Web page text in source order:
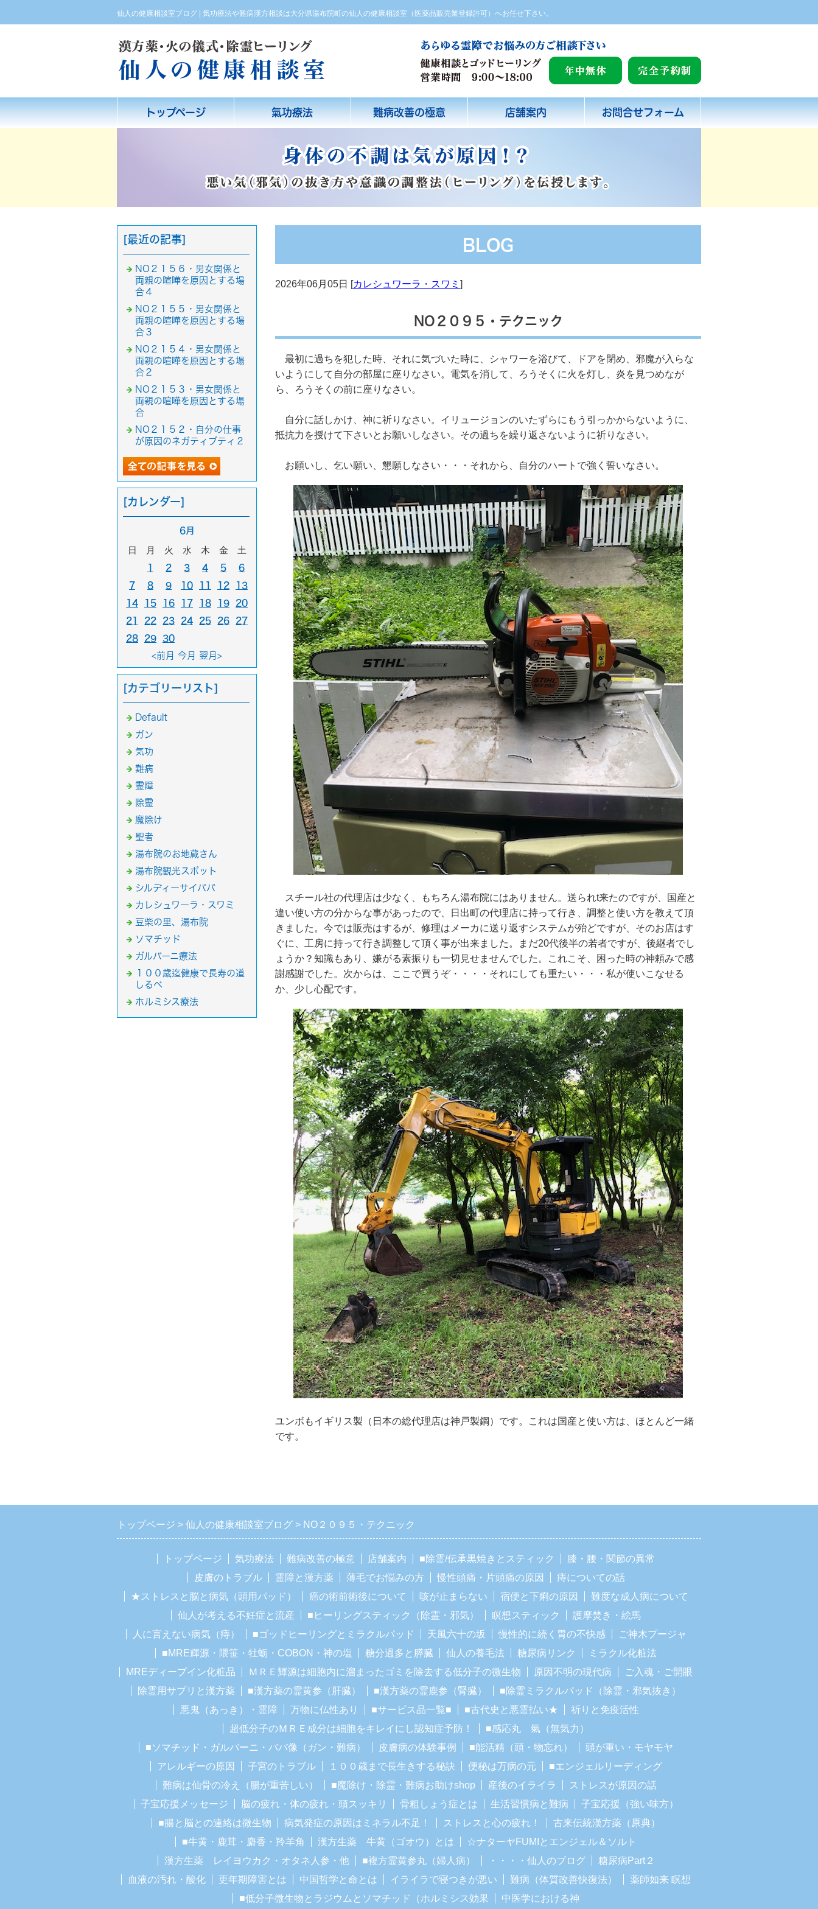
仙人の健康相談室ブログ | 気功療法や難病漢方相談は大分県湯布院町の仙人の健康相談室（医薬品販売業登録許可）へお任せ下さい。
トップページ 氣功療法 難病改善の極意 店舗案内 お問合せフォーム
BLOG
2026年06月05日 [カレシュワーラ・スワミ ]
NO２０９５・テクニック
最初に過ちを犯した時、それに気づいた時に、シャワーを浴びて、ドアを閉め、邪魔が入らな
いようにして自分の部屋に座りなさい。電気を消して、ろうそくに火を灯し、炎を見つめなが
ら、ろうそくの前に座りなさい。
自分に話しかけ、神に祈りなさい。イリュージョンのいたずらにもう引っかからないように、
抵抗力を授けて下さいとお願いしなさい。その過ちを繰り返さないように祈りなさい。
お願いし、乞い願い、懇願しなさい・・・それから、自分のハートで強く誓いなさい。
スチール社の代理店は少なく、もちろん湯布院にはありません。送られt来たのですが、国産と
違い使い方の分からな事があったので、日出町の代理店に持って行き、調整と使い方を教えて頂
きました。今では販売はするが、修理はメーカに送り返すシステムが殆どですが、そのお店はす
ぐに、工房に持って行き調整して頂く事が出来ました。まだ20代後半の若者ですが、後継者でし
ょうか？知識もあり、嫌がる素振りも一切見せませんでした。これこそ、困った時の神頼みで感
謝感謝でした。次からは、ここで買うぞ・・・・それにしても重たい・・・私が使いこなせる
か、少し心配です。
ユンボもイギリス製（日本の総代理店は神戸製鋼）です。これは国産と使い方は、ほとんど一緒
です。
[最近の記事]
NO２１５６・男女関係と
両親の喧嘩を原因とする場
合４
NO２１５５・男女関係と
両親の喧嘩を原因とする場
合３
NO２１５４・男女関係と
両親の喧嘩を原因とする場
合２
NO２１５３・男女関係と
両親の喧嘩を原因とする場
合
NO２１５２・自分の仕事
が原因のネガティブティ２
[カレンダー]
6月
日 月 火 水 木 金 土
1 2 3 4 5
6
7
8 9 10 11 12
13
14
15 16 17 18 19
20
21
22 23 24 25 26
27
28
29
30
<前月 今月 翌月>
[カテゴリーリスト]
Default
ガン
気功
難病
霊障
除霊
魔除け
聖者
湯布院のお地蔵さん
湯布院観光スポット
シルディーサイババ
カレシュワーラ・スワミ
豆柴の里、湯布院
ソマチッド
ガルバーニ療法
１００歳迄健康で長寿の道
しるべ
ホルミシス療法
トップページ 仙人の健康相談室ブログ NO２０９５・テクニック
トップページ 気功療法 難病改善の極意 店舗案内 ■除霊/伝承黒焼きとスティック
膝・腰・関節の異常
皮膚のトラブル
霊障と漢方薬 薄毛でお悩みの方 慢性頭痛・片頭痛の原因
痔についての話
★ストレスと脳と病気（頭用パッド）
癌の術前術後について 咳が止まらない 宿便と下痢の原因
難度な成人病について
仙人が考える不妊症と流産
■ヒーリングスティック（除霊・邪気） 瞑想スティック
護摩焚き・絵馬
人に言えない病気（痔）
■ゴッドヒーリングとミラクルパッド 天風六十の坂 慢性的に続く胃の不快感
ご神木プージャ
■MRE輝源・隈笹・牡蛎・COBON・神の塩
糖分過多と膵臓 仙人の養毛法 糖尿病リンク
ミラクル化粧法
MREディープイン化粧品
ＭＲＥ輝源は細胞内に溜まったゴミを除去する低分子の微生物 原因不明の現代病
ご入魂・ご開眼
除霊用サプリと漢方薬
■漢方薬の霊黄参（肝臓） ■漢方薬の霊鹿参（腎臓）
■除霊ミラクルパッド（除霊・邪気抜き）
悪鬼（あっき）・霊障
万物に仏性あり ■サービス品一覧■ ■古代史と悪霊払い★
祈りと免疫活性
超低分子のＭＲＥ成分は細胞をキレイにし認知症予防！
■感応丸 氣（無気力）
■ソマチッド・ガルバーニ・ババ像（ガン・難病）
皮膚病の体験事例 ■能活精（頭・物忘れ）
頭が重い・モヤモヤ
アレルギーの原因
子宮のトラブル １００歳まで長生きする秘訣 便秘は万病の元
■エンジェルリーディング
難病は仙骨の冷え（腸が重苦しい）
■魔除け・除霊・難病お助けshop 産後のイライラ
ストレスが原因の話
子宝応援メッセージ
脳の疲れ・体の疲れ・頭スッキリ 骨粗しょう症とは 生活習慣病と難病
子宝応援（強い味方）
■腸と脳との連絡は微生物
病気発症の原因はミネラル不足！ ストレスと心の疲れ！
古来伝統漢方薬（原典）
■牛黄・鹿茸・麝香・羚羊角
漢方生薬 牛黄（ゴオウ）とは
☆ナターヤFUMIとエンジェル＆ソルト
漢方生薬 レイヨウカク・オタネ人参・他
■複方霊黄参丸（婦人病） ・・・・仙人のブログ
糖尿病Part２
血液の汚れ・酸化
更年期障害とは 中国哲学と命とは イライラで寝つきが悪い 難病（体質改善快復法）
薬師如来 瞑想
■低分子微生物とラジウムとソマチッド（ホルミシス効果
中医学における神